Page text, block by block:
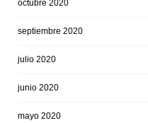
octubre 2020
septiembre 2020
julio 2020
junio 2020
mayo 2020